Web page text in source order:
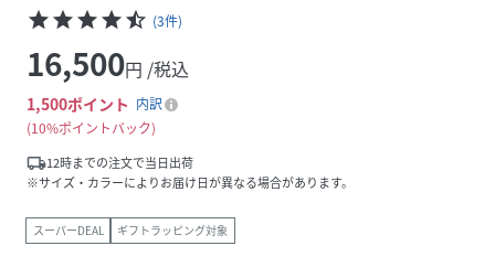
starstarstarstarstar_half (3件)
16,500円 /税込
1,500ポイント 内訳
10%ポイントバック
local_shipping12時までの注文で当日出荷
※サイズ・カラーによりお届け日が異なる場合があります。
スーパーDEAL ギフトラッピング対象